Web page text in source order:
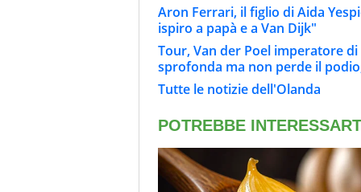
Aron Ferrari, il figlio di Aida
ispiro a papà e a Van Dijk"
Tour, Van der Poel imperatore
sprofonda ma non perde il
Tutte le notizie dell'Olanda